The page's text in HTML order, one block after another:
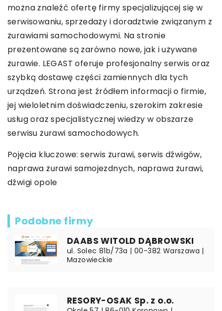
można znaleźć ofertę firmy specjalizującej się w
serwisowaniu, sprzedaży i doradztwie związanym z
żurawiami samochodowymi. Na stronie
prezentowane są zarówno nowe, jak i używane
żurawie. LEGAST oferuje profesjonalny serwis oraz
szybką dostawę części zamiennych dla tych
urządzeń. Strona jest źródłem informacji o firmie,
jej wieloletnim doświadczeniu, szerokim zakresie
usług oraz specjalistycznej wiedzy w obszarze
serwisu żurawi samochodowych.
Pojęcia kluczowe: serwis żurawi, serwis dźwigów,
naprawa żurawi samojezdnych, naprawa żurawi,
dźwigi opole
Podobne firmy
DAABS WITOLD DĄBROWSKI
ul. Solec 81b/73a | 00-382 Warszawa |
Mazowieckie
RESORY-OSAK Sp. z o.o.